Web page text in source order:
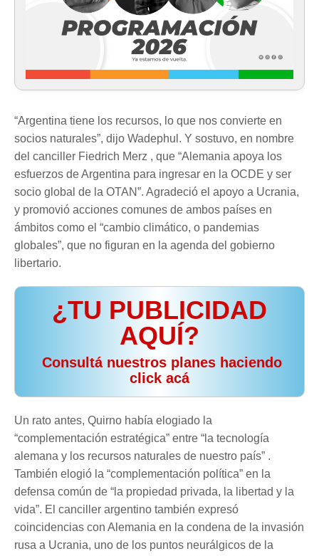
“Argentina tiene los recursos, lo que nos convierte en
socios naturales”, dijo Wadephul. Y sostuvo, en nombre
del canciller Fiedrich Merz , que “Alemania apoya los
esfuerzos de Argentina para ingresar en la OCDE y ser
socio global de la OTAN”. Agradeció el apoyo a Ucrania,
y promovió acciones comunes de ambos países en
ámbitos como el “cambio climático, o pandemias
globales”, que no figuran en la agenda del gobierno
libertario.
¿TU PUBLICIDAD
AQUÍ?
️ Consultá nuestros planes haciendo
click acá
Un rato antes, Quirno había elogiado la
“complementación estratégica” entre “la tecnología
alemana y los recursos naturales de nuestro país” .
También elogió la “complementación política” en la
defensa común de “la propiedad privada, la libertad y la
vida”. El canciller argentino también expresó
coincidencias con Alemania en la condena de la invasión
rusa a Ucrania, uno de los puntos neurálgicos de la